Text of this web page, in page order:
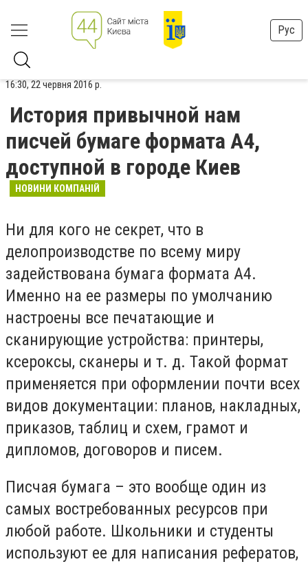
Рус
16:30, 22 червня 2016 р.
История привычной нам
писчей бумаге формата А4,
доступной в городе Киев
НОВИНИ КОМПАНІЙ
Ни для кого не секрет, что в
делопроизводстве по всему миру
задействована бумага формата А4.
Именно на ее размеры по умолчанию
настроены все печатающие и
сканирующие устройства: принтеры,
ксероксы, сканеры и т. д. Такой формат
применяется при оформлении почти всех
видов документации: планов, накладных,
приказов, таблиц и схем, грамот и
дипломов, договоров и писем.
Писчая бумага – это вообще один из
самых востребованных ресурсов при
любой работе. Школьники и студенты
используют ее для написания рефератов,